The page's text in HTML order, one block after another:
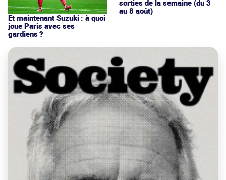
Et maintenant Suzuki : à quoi
joue Paris avec ses
gardiens ?
sorties de la semaine (du 3
au 8 août)